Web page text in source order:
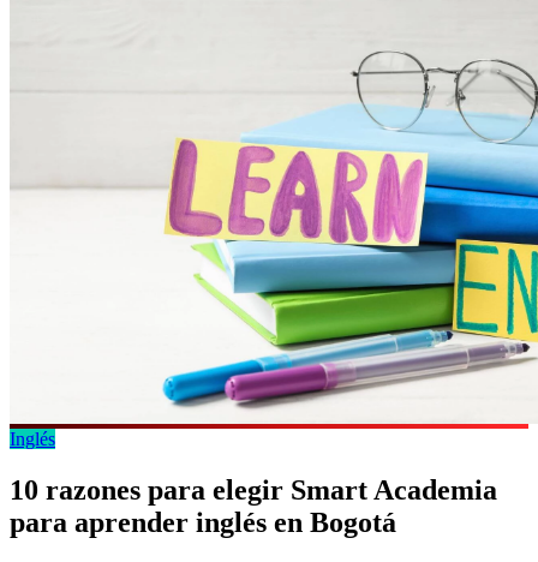
Inglés
10 razones para elegir Smart Academia
para aprender inglés en Bogotá